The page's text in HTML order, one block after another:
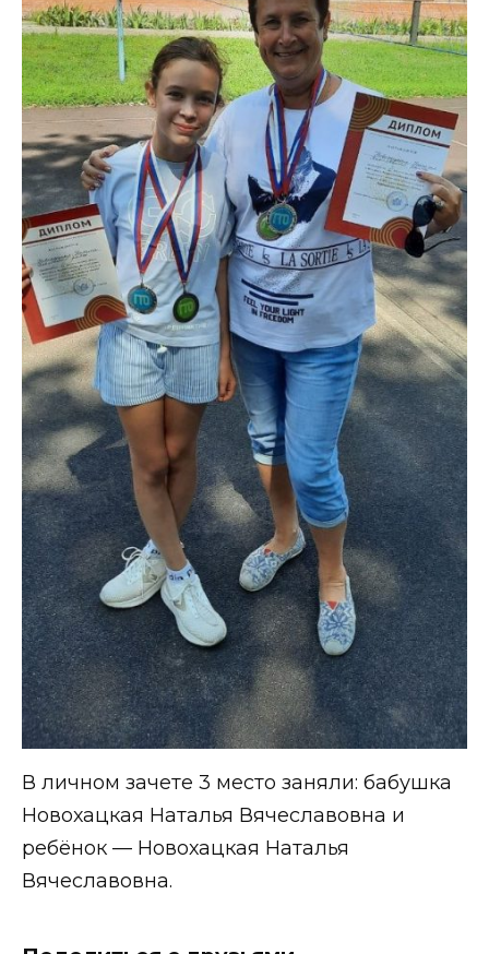
В личном зачете 3 место заняли: бабушка
Новохацкая Наталья Вячеславовна и
ребёнок — Новохацкая Наталья
Вячеславовна.